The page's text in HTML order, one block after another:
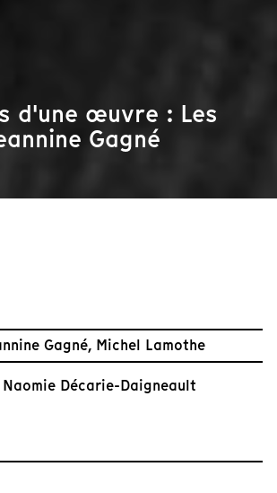
d'une œuvre : Les
Gagné
Gagné, Michel Lamothe
Naomie Décarie-Daigneault